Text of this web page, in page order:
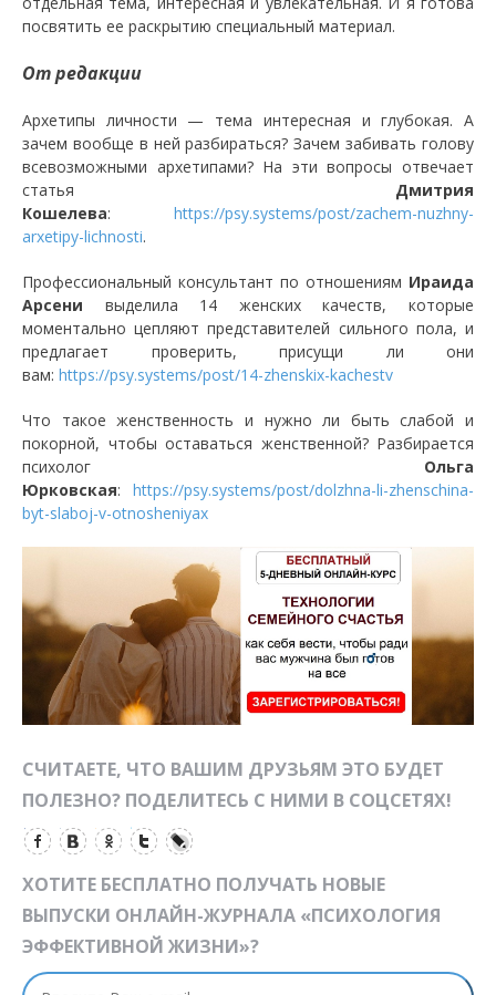
посвятить ее раскрытию специальный материал.
От редакции
Архетипы личности — тема интересная и глубокая. А
зачем вообще в ней разбираться? Зачем забивать голову
всевозможными архетипами? На эти вопросы отвечает
статья Дмитрия
Кошелева: https://psy.systems/post/zachem-nuzhny-
arxetipy-lichnosti.
Профессиональный консультант по отношениям Ираида
Арсени выделила 14 женских качеств, которые
моментально цепляют представителей сильного пола, и
предлагает проверить, присущи ли они
вам: https://psy.systems/post/14-zhenskix-kachestv
Что такое женственность и нужно ли быть слабой и
покорной, чтобы оставаться женственной? Разбирается
психолог Ольга
Юрковская: https://psy.systems/post/dolzhna-li-zhenschina-
byt-slaboj-v-otnosheniyax
СЧИТАЕТЕ, ЧТО ВАШИМ ДРУЗЬЯМ ЭТО БУДЕТ
ПОЛЕЗНО? ПОДЕЛИТЕСЬ С НИМИ В СОЦСЕТЯХ!
ХОТИТЕ БЕСПЛАТНО ПОЛУЧАТЬ НОВЫЕ
ВЫПУСКИ ОНЛАЙН-ЖУРНАЛА «ПСИХОЛОГИЯ
ЭФФЕКТИВНОЙ ЖИЗНИ»?